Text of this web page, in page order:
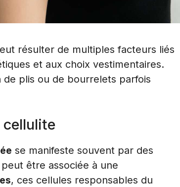
résulter de multiples facteurs liés
et aux choix vestimentaires.
de plis ou de bourrelets parfois
cellulite
se manifeste souvent par des
être associée à une
, ces cellules responsables du